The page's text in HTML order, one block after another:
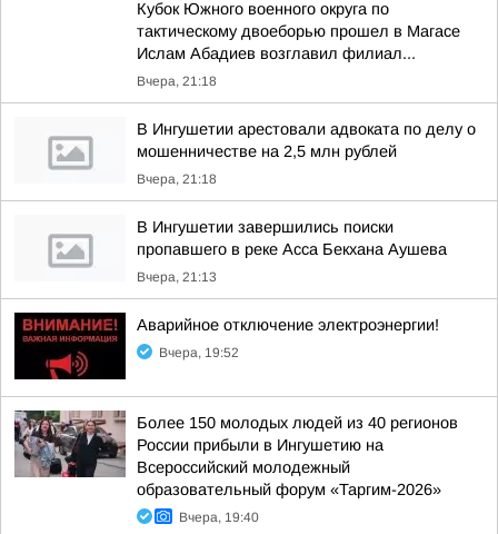
Кубок Южного военного округа по
тактическому двоеборью прошел в Магасе
Ислам Абадиев возглавил филиал...
Вчера, 21:18
В Ингушетии арестовали адвоката по делу о
мошенничестве на 2,5 млн рублей
Вчера, 21:18
В Ингушетии завершились поиски
пропавшего в реке Асса Бекхана Аушева
Вчера, 21:13
Аварийное отключение электроэнергии!
Вчера, 19:52
Более 150 молодых людей из 40 регионов
России прибыли в Ингушетию на
Всероссийский молодежный
образовательный форум «Таргим-2026»
Вчера, 19:40